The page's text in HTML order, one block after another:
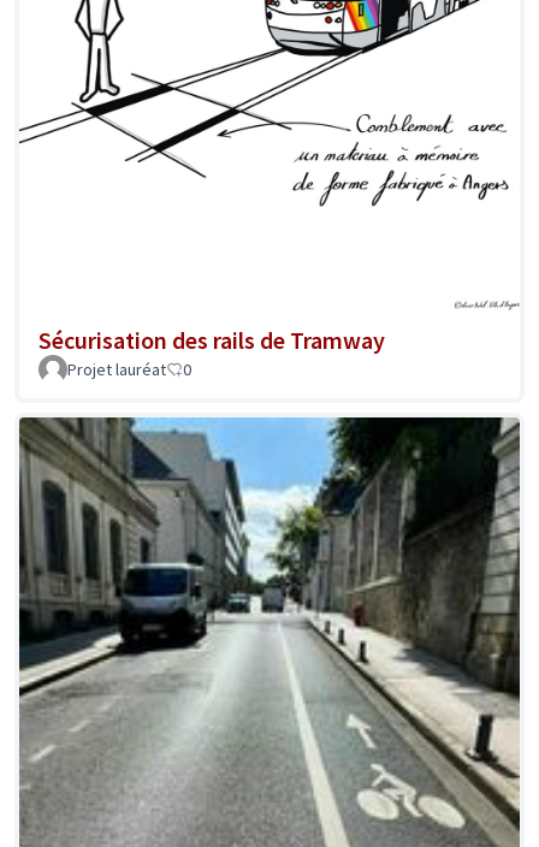
Sécurisation des rails de Tramway
Projet lauréat 0